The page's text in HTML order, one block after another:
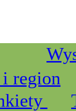
region